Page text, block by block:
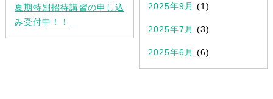
夏期特別招待講習の申し込
み受付中！！
2025年9月 (1)
2025年7月 (3)
2025年6月 (6)